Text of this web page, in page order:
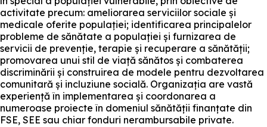
activitate precum: ameliorarea serviciilor sociale și
medicale oferite populației; identificarea principalelor
probleme de sănătate a populației și furnizarea de
servicii de prevenție, terapie și recuperare a sănătății;
promovarea unui stil de viață sănătos și combaterea
discriminării și construirea de modele pentru dezvoltarea
comunitară și incluziune socială. Organizația are vastă
experiență în implementarea și coordonarea a
numeroase proiecte în domeniul sănătății finanțate din
FSE, SEE sau chiar fonduri nerambursabile private.